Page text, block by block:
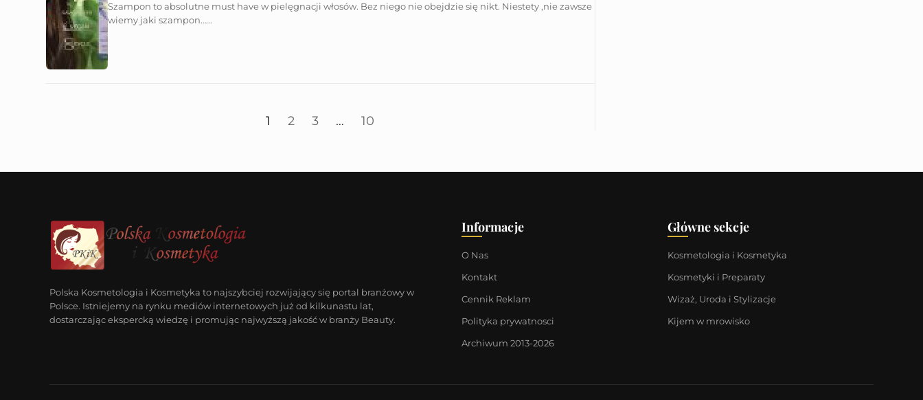
Szampon to absolutne must have w pielęgnacji włosów. Bez niego nie obejdzie się nikt. Niestety ,nie zawsze
wiemy jaki szampon…...
1 2 3 … 10
Polska Kosmetologia i Kosmetyka to najszybciej rozwijający się portal branżowy w
Polsce. Istniejemy na rynku mediów internetowych już od kilkunastu lat,
dostarczając ekspercką wiedzę i promując najwyższą jakość w branży Beauty.
Informacje
O Nas
Kontakt
Cennik Reklam
Polityka prywatnosci
Archiwum 2013-2026
Główne sekcje
Kosmetologia i Kosmetyka
Kosmetyki i Preparaty
Wizaż, Uroda i Stylizacje
Kijem w mrowisko